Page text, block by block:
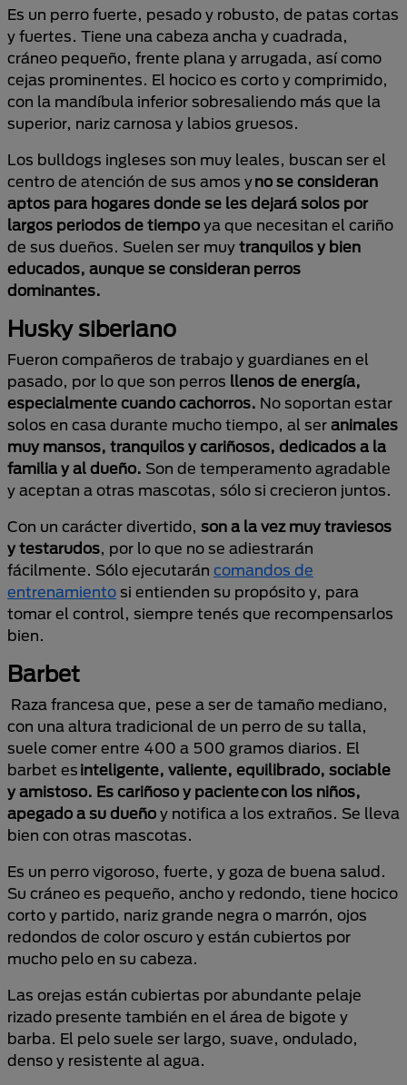
Es un perro fuerte, pesado y robusto, de patas cortas
y fuertes. Tiene una cabeza ancha y cuadrada,
cráneo pequeño, frente plana y arrugada, así como
cejas prominentes. El hocico es corto y comprimido,
con la mandíbula inferior sobresaliendo más que la
superior, nariz carnosa y labios gruesos.
Los bulldogs ingleses son muy leales, buscan ser el
centro de atención de sus amos yno se consideran
aptos para hogares donde se les dejará solos por
largos periodos de tiempo ya que necesitan el cariño
de sus dueños. Suelen ser muy tranquilos y bien
educados, aunque se consideran perros
dominantes.
Husky siberiano
Fueron compañeros de trabajo y guardianes en el
pasado, por lo que son perros llenos de energía,
especialmente cuando cachorros. No soportan estar
solos en casa durante mucho tiempo, al ser animales
muy mansos, tranquilos y cariñosos, dedicados a la
familia y al dueño. Son de temperamento agradable
y aceptan a otras mascotas, sólo si crecieron juntos.
Con un carácter divertido, son a la vez muy traviesos
y testarudos, por lo que no se adiestrarán
fácilmente. Sólo ejecutarán comandos de
entrenamiento si entienden su propósito y, para
tomar el control, siempre tenés que recompensarlos
bien.
Barbet
Raza francesa que, pese a ser de tamaño mediano,
con una altura tradicional de un perro de su talla,
suele comer entre 400 a 500 gramos diarios. El
barbet es inteligente, valiente, equilibrado, sociable
y amistoso. Es cariñoso y paciente con los niños,
apegado a su dueño y notifica a los extraños. Se lleva
bien con otras mascotas.
Es un perro vigoroso, fuerte, y goza de buena salud.
Su cráneo es pequeño, ancho y redondo, tiene hocico
corto y partido, nariz grande negra o marrón, ojos
redondos de color oscuro y están cubiertos por
mucho pelo en su cabeza.
Las orejas están cubiertas por abundante pelaje
rizado presente también en el área de bigote y
barba. El pelo suele ser largo, suave, ondulado,
denso y resistente al agua.